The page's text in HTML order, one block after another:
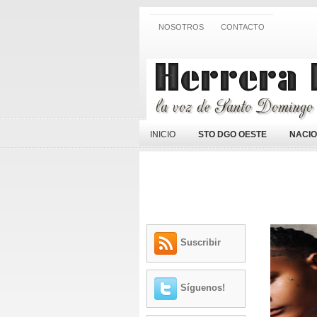
NOSOTROS CONTACTO
INICIO STO DGO OESTE
Suscribir
Síguenos!